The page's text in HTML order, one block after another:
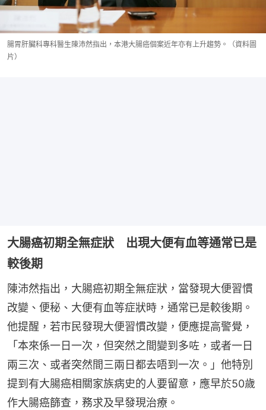
腸胃肝臟科專科醫生陳沛然指出，本港大腸癌個案近年亦有上升趨勢。（資料圖
片）
大腸癌初期全無症狀 出現大便有血等通常已是
較後期
陳沛然指出，大腸癌初期全無症狀，當發現大便習慣
改變、便秘、大便有血等症狀時，通常已是較後期。
他提醒，若市民發現大便習慣改變，便應提高警覺，
「本來係一日一次，但突然之間變到多咗，或者一日
兩三次、或者突然間三兩日都去唔到一次。」他特別
提到有大腸癌相關家族病史的人要留意，應早於50歲
作大腸癌篩查，務求及早發現治療。